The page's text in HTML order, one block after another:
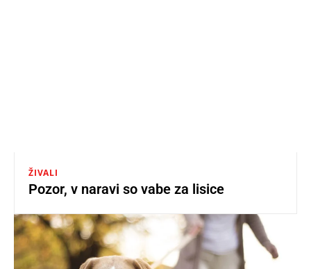
ŽIVALI
Pozor, v naravi so vabe za lisice